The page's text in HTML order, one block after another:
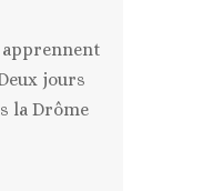
jours
la Drôme